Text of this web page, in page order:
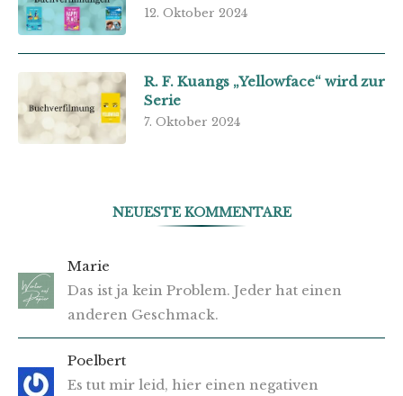
12. Oktober 2024
R. F. Kuangs „Yellowface“ wird zur
Serie
7. Oktober 2024
NEUESTE KOMMENTARE
Marie
Das ist ja kein Problem. Jeder hat einen
anderen Geschmack.
Poelbert
Es tut mir leid, hier einen negativen